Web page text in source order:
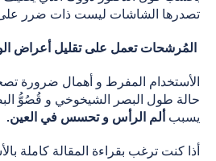
تصدرها الشاشات ليست ذات ضرر على
المُرشحات تعمل على تقليل أعراض
الأستخدام المفرط و أهمال ضرورة
حالة طول البصر الشيخوخي و قُصُوُّ
يسبب ألم الرأس و تحسس في العين.
أذا كنت ترغب بقراءة المقالة كاملة